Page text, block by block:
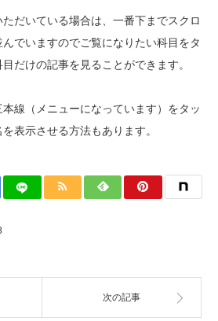
だいている場合は、一番下までスクロ
でいますのでご覧になりたい科目をタ
だけの記事を見ることができます。
線（メニューになっています）をタッ
表示させる方法もあります。
次の記事